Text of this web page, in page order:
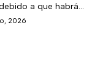
a que habrá
por
2026